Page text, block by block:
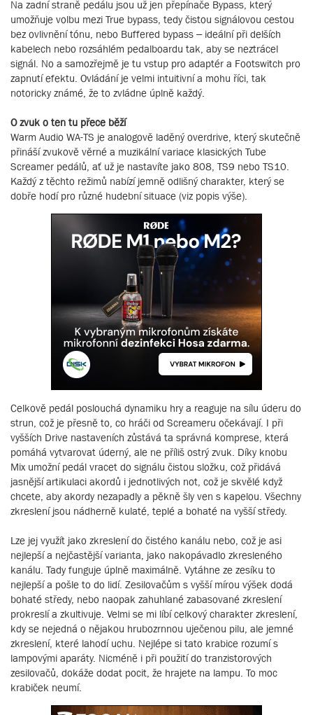
Na zadní straně pedálu jsou už jen přepínače Bypass, který
umožňuje volbu mezi True bypass, tedy čistou signálovou cestou
bez ovlivnění tónu, nebo Buffered bypass – ideální při delších
kabelech nebo rozsáhlém pedalboardu tak, aby se neztrácel
signál. No a samozřejmě je tu vstup pro adaptér a Footswitch pro
zapnutí efektu. Ovládání je velmi intuitivní a mohu říci, tak
notoricky známé, že to zvládne úplně každý.
O zvuk o ten tu přece běží
Warm Audio WA-TS je analogově laděný overdrive, který skutečně
přináší zvukově věrné a muzikální variace klasických Tube
Screamer pedálů, ať už je nastavíte jako 808, TS9 nebo TS10.
Každý z těchto režimů nabízí jemně odlišný charakter, který se
dobře hodí pro různé hudební situace (viz popis výše).
Celkově pedál poslouchá dynamiku hry a reaguje na sílu úderu do
strun, což je přesně to, co hráči od Screameru očekávají. I při
vyšších Drive nastaveních zůstává ta správná komprese, která
pomáhá vytvarovat úderný, ale ne příliš ostrý zvuk. Díky knobu
Mix umožní pedál vracet do signálu čistou složku, což přidává
jasnější artikulaci akordů i jednotlivých not, což je skvělé když
chcete, aby akordy nezapadly a pěkně šly ven s kapelou. Všechny
zkreslení jsou nádherně kulaté, teplé a bohaté na vyšší středy.
Lze jej využít jako zkreslení do čistého kanálu nebo, což je asi
nejlepší a nejčastější varianta, jako nakopávadlo zkresleného
kanálu. Tady funguje úplně maximálně. Vytáhne ze zesíku to
nejlepší a pošle to do lidí. Zesilovačům s vyšší mírou výšek dodá
bohaté středy, nebo naopak zahuhlané zabasované zkreslení
prokreslí a zkultivuje. Velmi se mi líbí celkový charakter zkreslení,
kdy se nejedná o nějakou hrubozrnnou uječenou pilu, ale jemné
zkreslení, které lahodí uchu. Nejlépe si tato krabice rozumí s
lampovými aparáty. Nicméně i při použití do tranzistorových
zesilovačů, dokáže dodat pocit, že hrajete na lampu. To moc
krabiček neumí.